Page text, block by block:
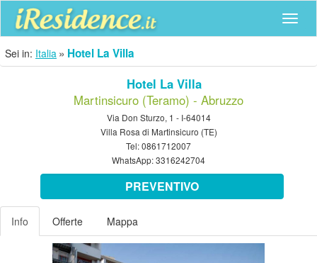
Sei in: Italia Hotel La Villa
Hotel La Villa
Martinsicuro (Teramo) - Abruzzo
Via Don Sturzo, 1 - I-64014
Villa Rosa di Martinsicuro (TE)
Tel:0861712007
WhatsApp:3316242704
PREVENTIVO
Info Offerte Mappa
Previous